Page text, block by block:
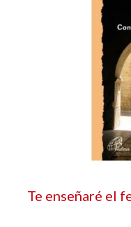
Te enseñaré el